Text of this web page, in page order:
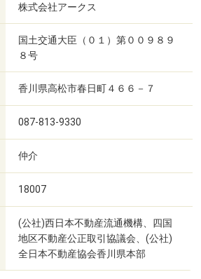
株式会社アークス
国土交通大臣（０１）第００９８９
８号
香川県高松市春日町４６６－７
087-813-9330
仲介
18007
(公社)西日本不動産流通機構、四国
地区不動産公正取引協議会、(公社)
全日本不動産協会香川県本部